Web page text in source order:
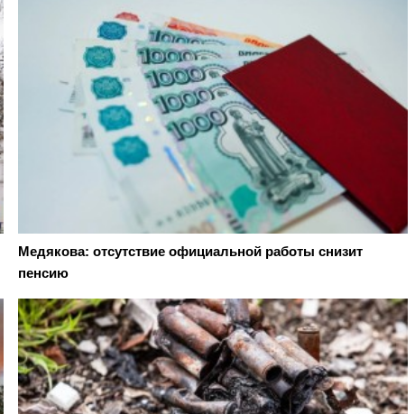
Медякова: отсутствие официальной работы снизит
пенсию